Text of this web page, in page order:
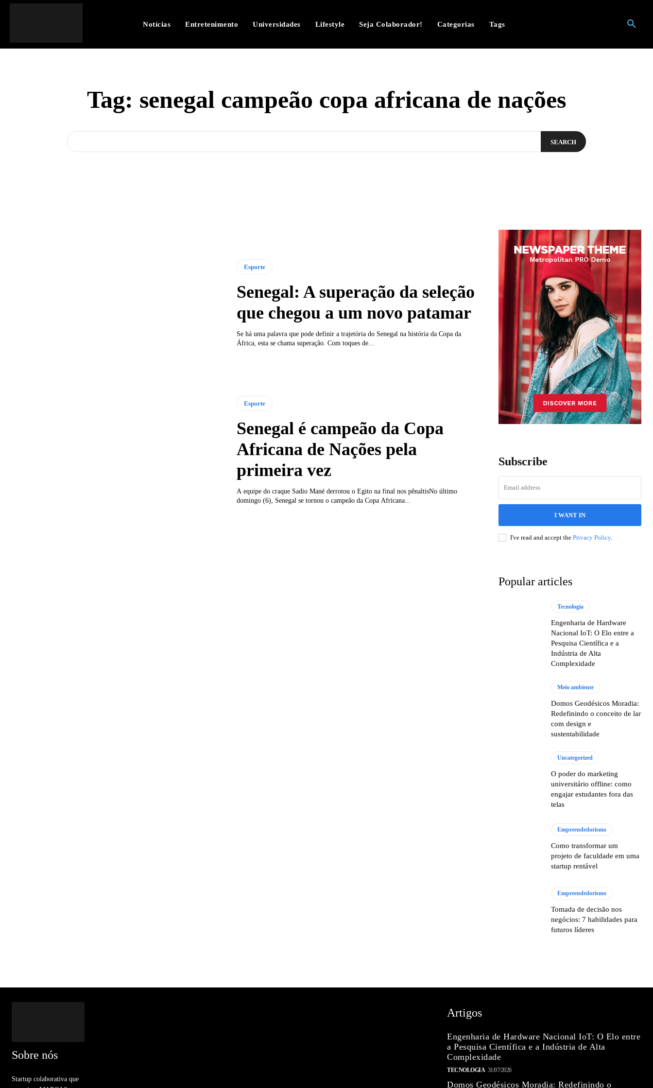
Notícias Entretenimento Universidades Lifestyle Seja Colaborador! Categorias Tags
Tag: senegal campeão copa africana de nações
SEARCH
Esporte
Senegal: A superação da seleção
que chegou a um novo patamar
Se há uma palavra que pode definir a trajetória do Senegal na história da Copa da
África, esta se chama superação. Com toques de...
Esporte
Senegal é campeão da Copa
Africana de Nações pela
primeira vez
A equipe do craque Sadio Mané derrotou o Egito na final nos pênaltisNo último
domingo (6), Senegal se tornou o campeão da Copa Africana...
Subscribe
I WANT IN
I've read and accept the Privacy Policy.
Popular articles
Tecnologia
Engenharia de Hardware
Nacional IoT: O Elo entre a
Pesquisa Científica e a
Indústria de Alta
Complexidade
Meio ambiente
Domos Geodésicos Moradia:
Redefinindo o conceito de lar
com design e
sustentabilidade
Uncategorized
O poder do marketing
universitário offline: como
engajar estudantes fora das
telas
Empreendedorismo
Como transformar um
projeto de faculdade em uma
startup rentável
Empreendedorismo
Tomada de decisão nos
negócios: 7 habilidades para
futuros líderes
Sobre nós
Startup colaborativa que
Artigos
Engenharia de Hardware Nacional IoT: O Elo entre
a Pesquisa Científica e a Indústria de Alta
Complexidade
TECNOLOGIA 31/07/2026
Domos Geodésicos Moradia: Redefinindo o